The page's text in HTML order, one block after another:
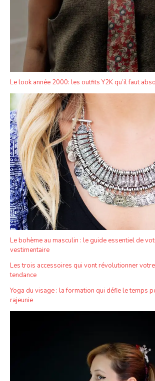
Le look année 2000: les outfits Y2K qu’il faut
Le bohème au masculin : le guide essentiel de
vestimentaire
Les trois accessoires qui vont révolutionner
tendance
Yoga du visage : la formation qui défie le temps
rajeunie